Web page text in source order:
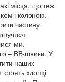
місця, що теж
і колоною.
частину
ми,
– ВВ-шники. У
наших
стоять хлопці